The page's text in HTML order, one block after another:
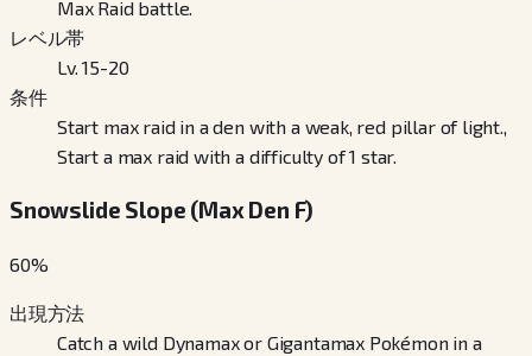
Max Raid battle.
レベル帯
Lv. 15-20
条件
Start max raid in a den with a weak, red pillar of light.,
Start a max raid with a difficulty of 1 star.
Snowslide Slope (Max Den F)
60%
出現方法
Catch a wild Dynamax or Gigantamax Pokémon in a